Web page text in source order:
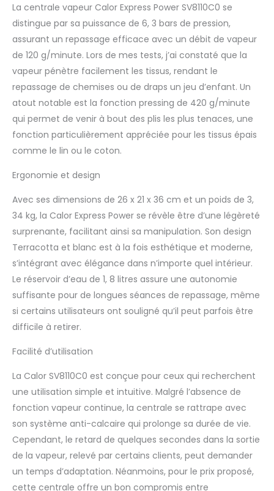
sans effort GLISSE OPTIMALE
: Centrale vapeur avec
semelle Durilium AirGlide qui
offre la glisse la plus fluide
de Calor avec 33% de glisse
en plus (test externe de
revêtement 2016) RESERVOIR
D’EAU XL : le grand réservoir
d'eau de 1,8 L permet un
repassage plus facile avec
une grande autonomie
FABRICATION FRANÇAISE :
un savoir-faire d’exception
La centrale vapeur Calor Express Power SV8110C0 se
distingue par sa puissance de 6, 3 bars de pression,
assurant un repassage efficace avec un débit de vapeur
de 120 g/minute. Lors de mes tests, j’ai constaté que la
vapeur pénètre facilement les tissus, rendant le
repassage de chemises ou de draps un jeu d’enfant. Un
atout notable est la fonction pressing de 420 g/minute
qui permet de venir à bout des plis les plus tenaces, une
fonction particulièrement appréciée pour les tissus épais
comme le lin ou le coton.
Ergonomie et design
Avec ses dimensions de 26 x 21 x 36 cm et un poids de 3,
34 kg, la Calor Express Power se révèle être d’une légèreté
surprenante, facilitant ainsi sa manipulation. Son design
Terracotta et blanc est à la fois esthétique et moderne,
s’intégrant avec élégance dans n’importe quel intérieur.
Le réservoir d’eau de 1, 8 litres assure une autonomie
suffisante pour de longues séances de repassage, même
si certains utilisateurs ont souligné qu’il peut parfois être
difficile à retirer.
Facilité d’utilisation
La Calor SV8110C0 est conçue pour ceux qui recherchent
une utilisation simple et intuitive. Malgré l’absence de
fonction vapeur continue, la centrale se rattrape avec
son système anti-calcaire qui prolonge sa durée de vie.
Cependant, le retard de quelques secondes dans la sortie
de la vapeur, relevé par certains clients, peut demander
un temps d’adaptation. Néanmoins, pour le prix proposé,
cette centrale offre un bon compromis entre